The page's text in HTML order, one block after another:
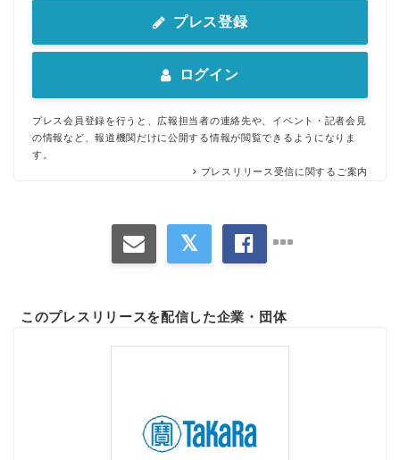
プレス登録
ログイン
プレス会員登録を行うと、広報担当者の連絡先や、イベント・記者会見
の情報など、報道機関だけに公開する情報が閲覧できるようになりま
す。
プレスリリース受信に関するご案内
このプレスリリースを配信した企業・団体